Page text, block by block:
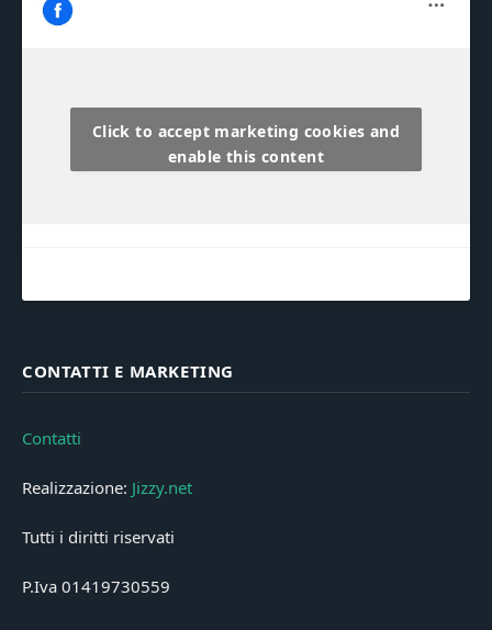
Click to accept marketing cookies and
enable this content
CONTATTI E MARKETING
Contatti
Realizzazione: Jizzy.net
Tutti i diritti riservati
P.Iva 01419730559